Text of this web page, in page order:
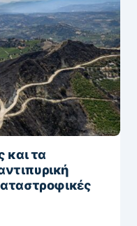
και τα